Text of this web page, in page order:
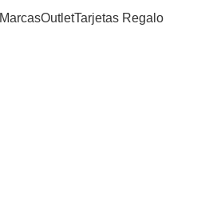
MarcasOutletTarjetas Regalo